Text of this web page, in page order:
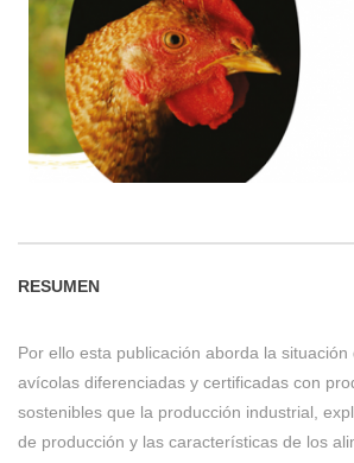
RESUMEN
Por ello esta publicación aborda la
avícolas diferenciadas y certificadas con
sostenibles que la producción industrial,
de producción y las características de los